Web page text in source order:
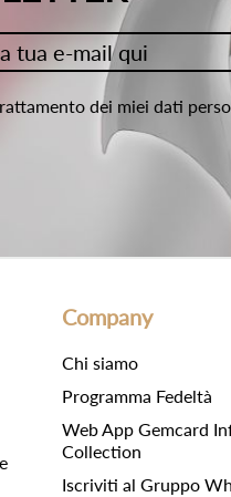
dei miei dati
Company
Chi siamo
Programma Fedeltà
Web App Gemcard
Collection
Iscriviti al Gruppo